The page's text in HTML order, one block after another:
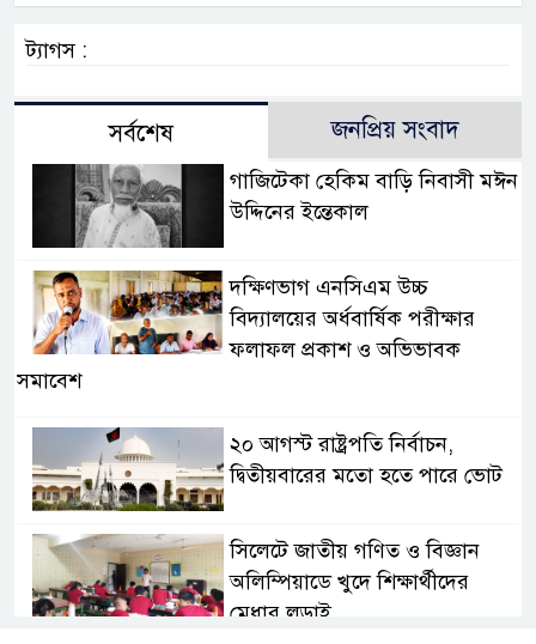
ট্যাগস :
সর্বশেষ জনপ্রিয় সংবাদ
গাজিটেকা হেকিম বাড়ি নিবাসী মঈন
উদ্দিনের ইন্তেকাল
দক্ষিণভাগ এনসিএম উচ্চ
বিদ্যালয়ের অর্ধবার্ষিক পরীক্ষার
ফলাফল প্রকাশ ও অভিভাবক
সমাবেশ
২০ আগস্ট রাষ্ট্রপতি নির্বাচন,
দ্বিতীয়বারের মতো হতে পারে ভোট
সিলেটে জাতীয় গণিত ও বিজ্ঞান
অলিম্পিয়াডে খুদে শিক্ষার্থীদের
মেধার লড়াই